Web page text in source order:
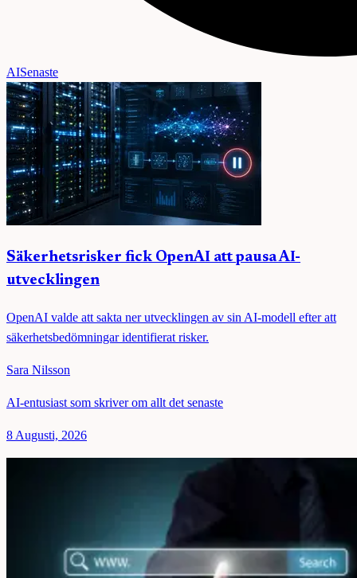
AISenaste
Säkerhetsrisker fick OpenAI att pausa AI-
utvecklingen
OpenAI valde att sakta ner utvecklingen av sin AI-modell efter att
säkerhetsbedömningar identifierat risker.
Sara Nilsson
AI-entusiast som skriver om allt det senaste
8 Augusti, 2026